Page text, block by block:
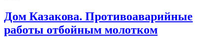
Дом Казакова. Противоаварийные
работы отбойным молотком